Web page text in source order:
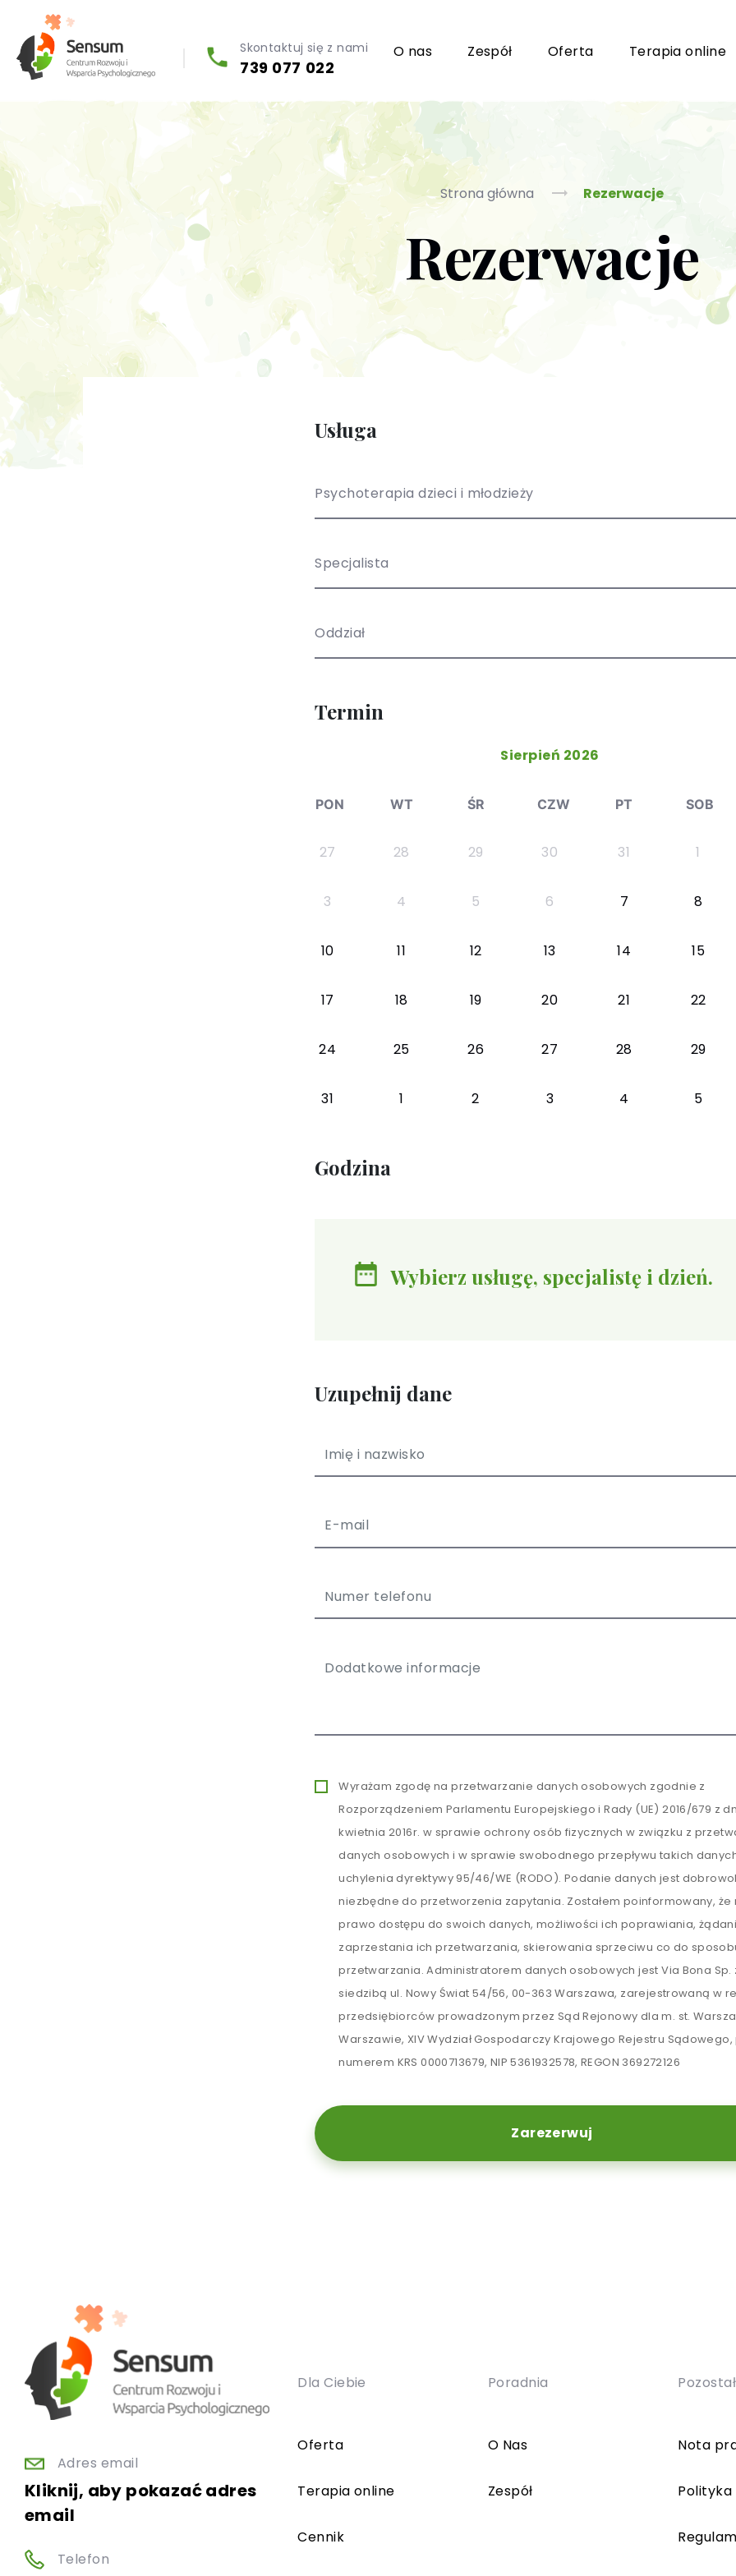
Skontaktuj się z nami
739 077 022
O nas Zespół Oferta Terapia online
Diagnoza psychologiczna (testy psychologiczne)
Konsultacja biegłego psychologa
Psychoterapia indywidualna (PL / EN)
Wsparcie dla firm
Grupy wsparcia i TUSy dla osób dorosłych
Poradnictwo seksuologiczne
Psychoterapia par i małżeństwa
Terapia uzależnień (PL / EN)
Strona główna Rezerwacje
Rezerwacje
Usługa
Psychoterapia dzieci i młodzieży
Specjalista
Oddział
Termin
Sierpień 2026
PON WT ŚR CZW PT SOB
27 28 29 30 31 1
3 4 5 6 7 8
10 11 12 13 14 15
17 18 19 20 21 22
24 25 26 27 28 29
31 1 2 3 4 5
Godzina
Wybierz usługę, specjalistę i dzień.
Uzupełnij dane
Wyrażam zgodę na przetwarzanie danych osobowych zgodnie z
Rozporządzeniem Parlamentu Europejskiego i Rady (UE) 2016/679 z
kwietnia 2016r. w sprawie ochrony osób fizycznych w związku z
danych osobowych i w sprawie swobodnego przepływu takich
uchylenia dyrektywy 95/46/WE (RODO). Podanie danych jest
niezbędne do przetworzenia zapytania. Zostałem poinformowany, że
prawo dostępu do swoich danych, możliwości ich poprawiania,
zaprzestania ich przetwarzania, skierowania sprzeciwu co do
przetwarzania. Administratorem danych osobowych jest Via Bona Sp.
siedzibą ul. Nowy Świat 54/56, 00-363 Warszawa, zarejestrowaną w
przedsiębiorców prowadzonym przez Sąd Rejonowy dla m. st.
Warszawie, XIV Wydział Gospodarczy Krajowego Rejestru
numerem KRS 0000713679, NIP 5361932578, REGON 369272126
Zarezerwuj
Adres email
Kliknij, aby pokazać adres
email
Telefon
Dla Ciebie
Oferta
Terapia online
Cennik
Poradnia
O Nas
Zespół
Nota